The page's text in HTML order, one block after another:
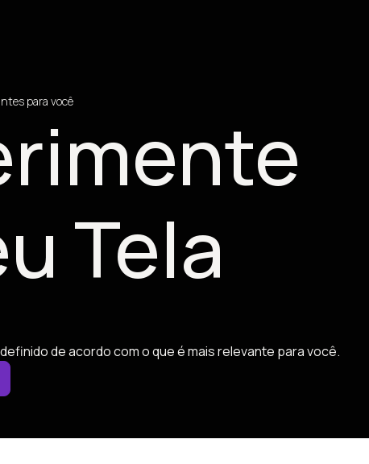
para você
Tela
de acordo com o que é mais relevante para você.